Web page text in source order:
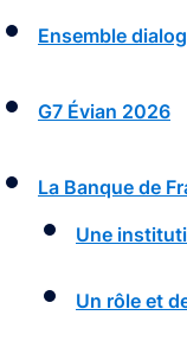
Ensemble
G7 Évian 2026
La Banque de
Une
Un rôle et